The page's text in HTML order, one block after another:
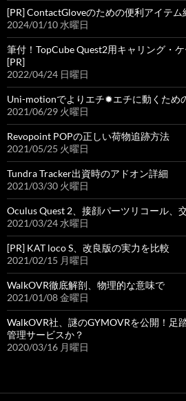
[PR] ContactGloveのための便利アイテム
2024/01/10 水曜日
筆付！TopCube Quest2用キャリング・
[PR]
2022/04/24 日曜日
Uni-motionでよりエチ✹エチに動くため
2021/06/29 火曜日
Revopoint POPの正しい荷物追跡方法
2021/05/25 火曜日
Tundra Tracker出資時のアドオン詳細
2021/03/30 火曜日
Oculus Quest 2、接顔パーツリコール、
2021/03/24 水曜日
[PR] KAT loco S、改良版の実力を比較
2021/02/15 月曜日
WalkOVR徹底解剖、物理的な意味で
2021/01/08 金曜日
WalkOVR社、謎のGYMOVRを公開！足
管理サービスか？
2020/03/16 月曜日